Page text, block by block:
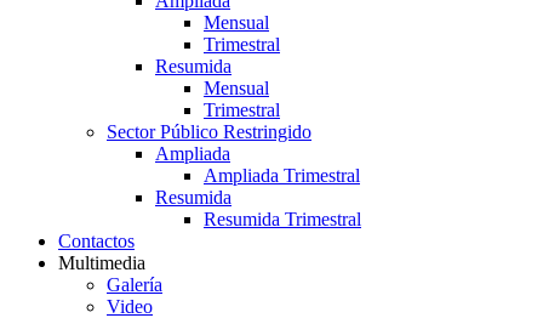
Mensual
Trimestral
Resumida
Mensual
Trimestral
Sector Público Restringido
Ampliada
Ampliada Trimestral
Resumida
Resumida Trimestral
Contactos
Multimedia
Galería
Video